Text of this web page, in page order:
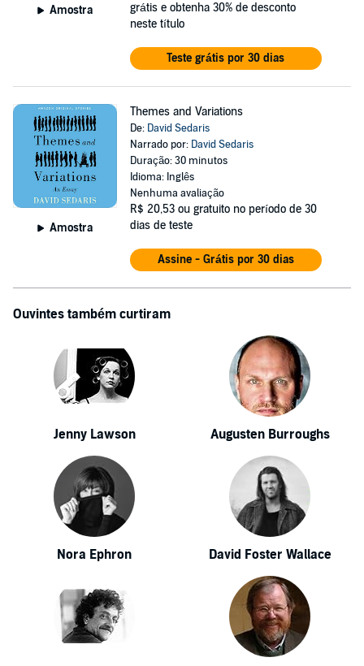
Amostra
grátis e obtenha 30% de desconto
neste título
Teste grátis por 30 dias
Amostra
Themes and Variations
De: David Sedaris
Narrado por: David Sedaris
Duração: 30 minutos
Idioma: Inglês
Nenhuma avaliação
R$ 20,53 ou gratuito no período de 30
dias de teste
Assine - Grátis por 30 dias
Ouvintes também curtiram
Jenny Lawson Augusten Burroughs
Nora Ephron David Foster Wallace